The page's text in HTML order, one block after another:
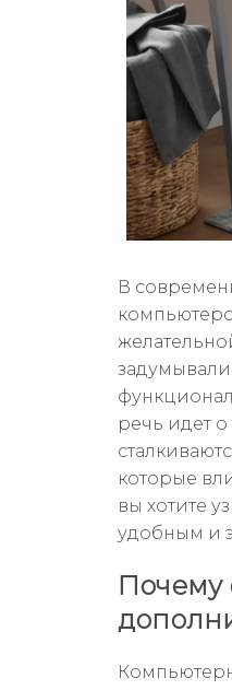
В
речь идет о
которые
вы хотите
удобным и
Почему